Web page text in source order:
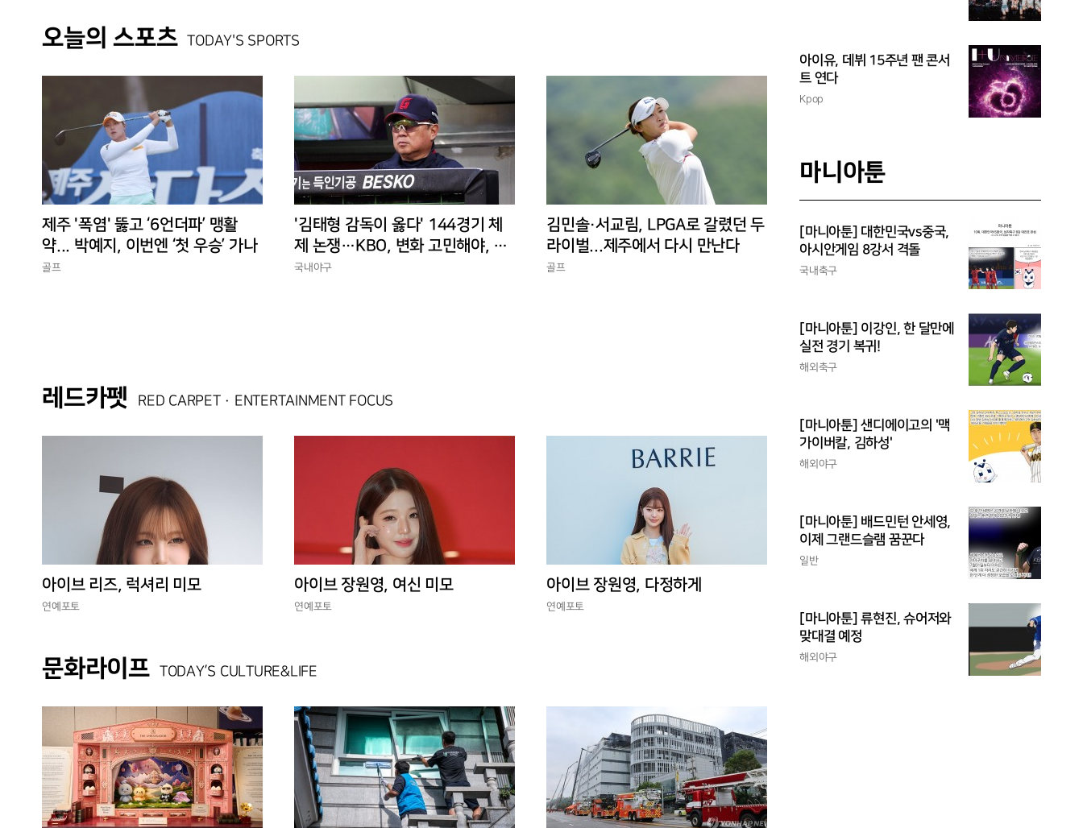
오늘의 스포츠 TODAY'S SPORTS
제주 '폭염' 뚫고 ‘6언더파’ 맹활
약... 박예지, 이번엔 ‘첫 우승’ 가나
골프
'김태형 감독이 옳다' 144경기 체
제 논쟁…KBO, 변화 고민해야, 환
경에 맞는 경기 수가 바람직
국내야구
김민솔·서교림, LPGA로 갈렸던 두
라이벌...제주에서 다시 만난다
골프
레드카펫 RED CARPET · ENTERTAINMENT FOCUS
아이브 리즈, 럭셔리 미모
연예포토
아이브 장원영, 여신 미모
연예포토
아이브 장원영, 다정하게
연예포토
문화라이프 TODAY’S CULTURE&LIFE
아이유, 데뷔 15주년 팬 콘서
트 연다
Kpop
마니아툰
[마니아툰] 대한민국vs중국,
아시안게임 8강서 격돌
국내축구
[마니아툰] 이강인, 한 달만에
실전 경기 복귀!
해외축구
[마니아툰] 샌디에이고의 '맥
가이버칼, 김하성'
해외야구
[마니아툰] 배드민턴 안세영,
이제 그랜드슬램 꿈꾼다
일반
[마니아툰] 류현진, 슈어저와
맞대결 예정
해외야구